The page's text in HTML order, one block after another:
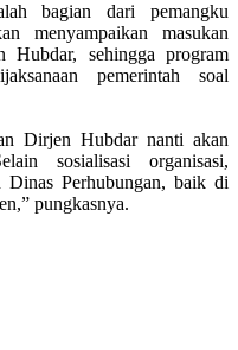
bagian dari pemangku
menyampaikan masukan
Hubdar, sehingga program
pemerintah soal
Dirjen Hubdar nanti akan
sosialisasi organisasi,
Dinas Perhubungan, baik di
pungkasnya.